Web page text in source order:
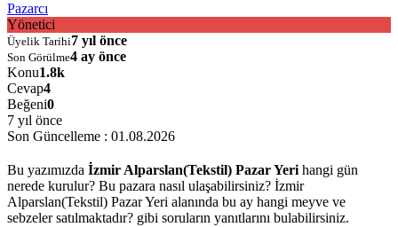
Pazarcı
Yönetici
Üyelik Tarihi7 yıl önce
Son Görülme4 ay önce
Konu1.8k
Cevap4
Beğeni0
7 yıl önce
Son Güncelleme : 01.08.2026
Bu yazımızda İzmir Alparslan(Tekstil) Pazar Yerihangi gün
nerede kurulur? Bu pazara nasıl ulaşabilirsiniz? İzmir
Alparslan(Tekstil) Pazar Yeri alanında bu ay hangi meyve ve
sebzeler satılmaktadır? gibi soruların yanıtlarını bulabilirsiniz.